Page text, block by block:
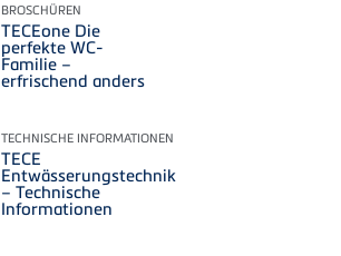
BROSCHÜREN
TECEone Die
perfekte WC-
Familie –
erfrischend anders
TECHNISCHE INFORMATIONEN
TECE
Entwässerungstechnik
– Technische
Informationen